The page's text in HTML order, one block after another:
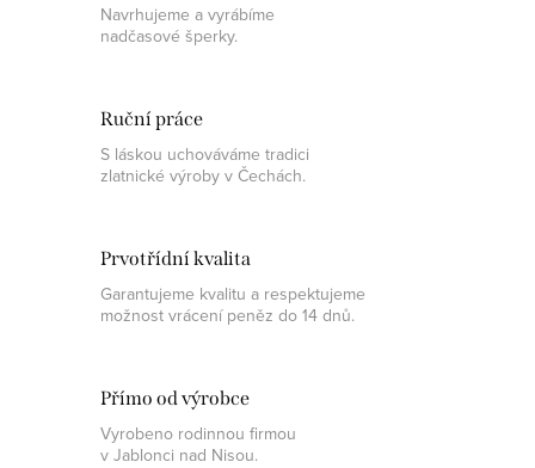
Navrhujeme a vyrábíme
nadčasové šperky.
Ruční práce
S láskou uchováváme tradici
zlatnické výroby v Čechách.
Prvotřídní kvalita
Garantujeme kvalitu a respektujeme
možnost vrácení peněz do 14 dnů.
Přímo od výrobce
Vyrobeno rodinnou firmou
v Jablonci nad Nisou.